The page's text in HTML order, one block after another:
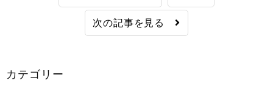
次の記事を見る
カテゴリー